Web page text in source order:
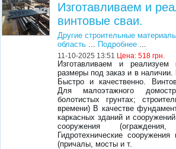
Изготавливаем и
винтовые сваи.
Другие строительные
область ... Подробнее ...
11-10-2025 13:51 Цена:518 грн.
Изготавливаем и
размеры под заказ и в наличии.
Быстро и качественно.
Для малоэтажного
болотистых грунтах;
времени) В качестве
каркасных зданий и
сооружения
Гидротехнические
(причалы, мосты и т.